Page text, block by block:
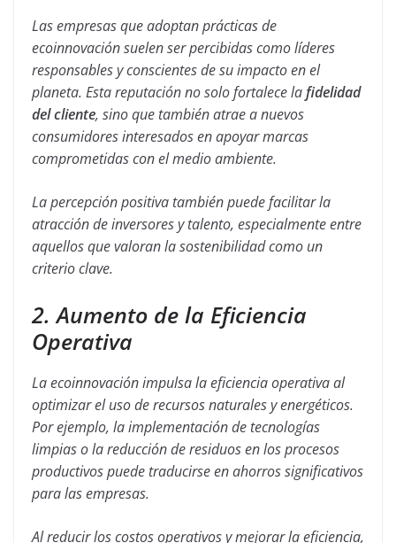
Las empresas que adoptan prácticas de
ecoinnovación suelen ser percibidas como líderes
responsables y conscientes de su impacto en el
planeta. Esta reputación no solo fortalece lafidelidad
del cliente, sino que también atrae a nuevos
consumidores interesados en apoyar marcas
comprometidas con el medio ambiente.
La percepción positiva también puede facilitar la
atracción de inversores y talento, especialmente entre
aquellos que valoran la sostenibilidad como un
criterio clave.
2. Aumento de la Eficiencia
Operativa
La ecoinnovación impulsa la eficiencia operativa al
optimizar el uso de recursos naturales y energéticos.
Por ejemplo, la implementación de tecnologías
limpias o la reducción de residuos en los procesos
productivos puede traducirse en ahorros significativos
para las empresas.
Al reducir los costos operativos y mejorar la eficiencia,